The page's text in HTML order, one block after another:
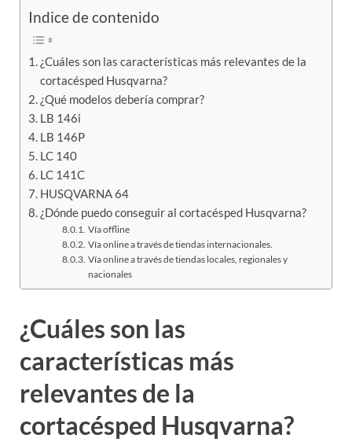
Indice de contenido
¿Cuáles son las características más relevantes de la
cortacésped Husqvarna?
¿Qué modelos debería comprar?
LB 146i
LB 146P
LC 140
LC 141C
HUSQVARNA 64
¿Dónde puedo conseguir al cortacésped Husqvarna?
Vía offline
Vía online a través de tiendas internacionales.
Vía online a través de tiendas locales, regionales y
nacionales
¿Cuáles son las
características más
relevantes de la
cortacésped Husqvarna?